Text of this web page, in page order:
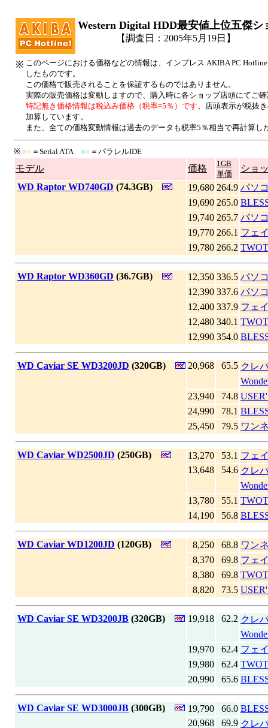
Western Digital HDD最安値上位五傑シ
【調査日：2005年5月19日】
※ このページにおける価格などの情報は、インプレス AKIBA PC
したものです。
この価格で販売されることを保証するものではありません。
実際の販売価格は変動しますので、購入時に各ショップ店頭にてご
特記無き価格情報は税込み価格（税率=5％）です。 店頭表示が税抜
加算しています。
また、全ての価格変動情報は過去のデータも税率5％相当で再計算し
※ ■■ ＝Serial ATA ■ ＝パラレルIDE
モデル 価格
1GB
単価
ショ
WD Raptor WD740GD (74.3GB) 19,680 264.9 パソ
19,690 265.0
19,740 265.7 パソ
19,770 266.1 フェ
19,780 266.2
WD Raptor WD360GD (36.7GB) 12,350 336.5 パソ
12,390 337.6 パソ
12,400 337.9 フェ
12,480 340.1
12,990 354.0
WD Caviar SE WD3200JD (320GB) 20,968 65.5 クレ
23,940
74.8
24,990
78.1
25,450
79.5 ワン
WD Caviar WD2500JD (250GB) 13,270 53.1 フェ
13,648
54.6 クレ
13,780
55.1
14,190
56.8
WD Caviar WD1200JD (120GB) 8,250 68.8 ワン
8,370
69.8 フェ
8,380
69.8
8,820
73.5
WD Caviar SE WD3200JB (320GB) 19,918 62.2 クレ
19,970
62.4 フェ
19,980
62.4
20,990
65.6
WD Caviar SE WD3000JB (300GB) 19,790 66.0
20,968
69.9 クレ